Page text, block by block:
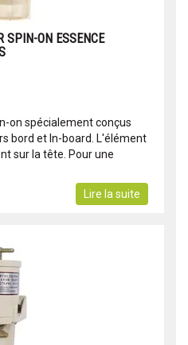
SPIN-ON ESSENCE
on spécialement conçus
bord et In-board. L'élément
sur la tête. Pour une
Lire la suite